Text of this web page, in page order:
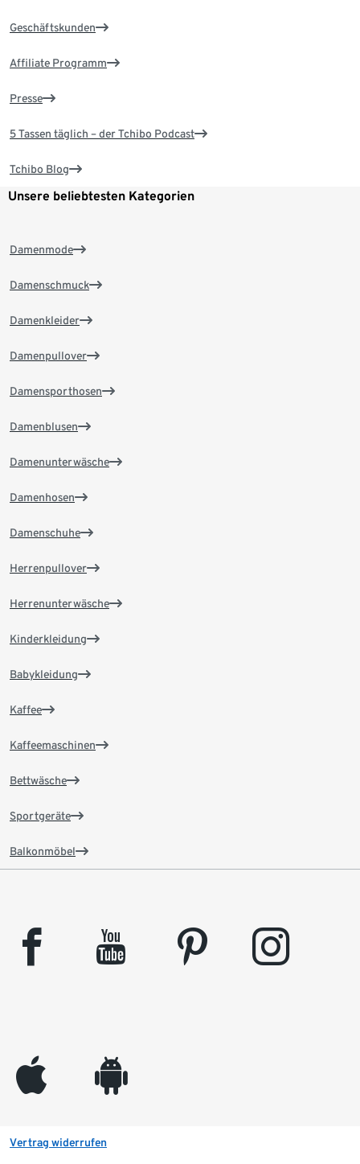
Geschäftskunden
Affiliate Programm
Presse
5 Tassen täglich – der Tchibo Podcast
Tchibo Blog
Unsere beliebtesten Kategorien
Damenmode
Damenschmuck
Damenkleider
Damenpullover
Damensporthosen
Damenblusen
Damenunterwäsche
Damenhosen
Damenschuhe
Herrenpullover
Herrenunterwäsche
Kinderkleidung
Babykleidung
Kaffee
Kaffeemaschinen
Bettwäsche
Sportgeräte
Balkonmöbel
facebook youtube pinterest instagram
appleinc android
Vertrag widerrufen